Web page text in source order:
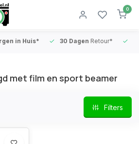
0
in Huis* 30 Dagen Retour*
met film en sport beamer
Filters